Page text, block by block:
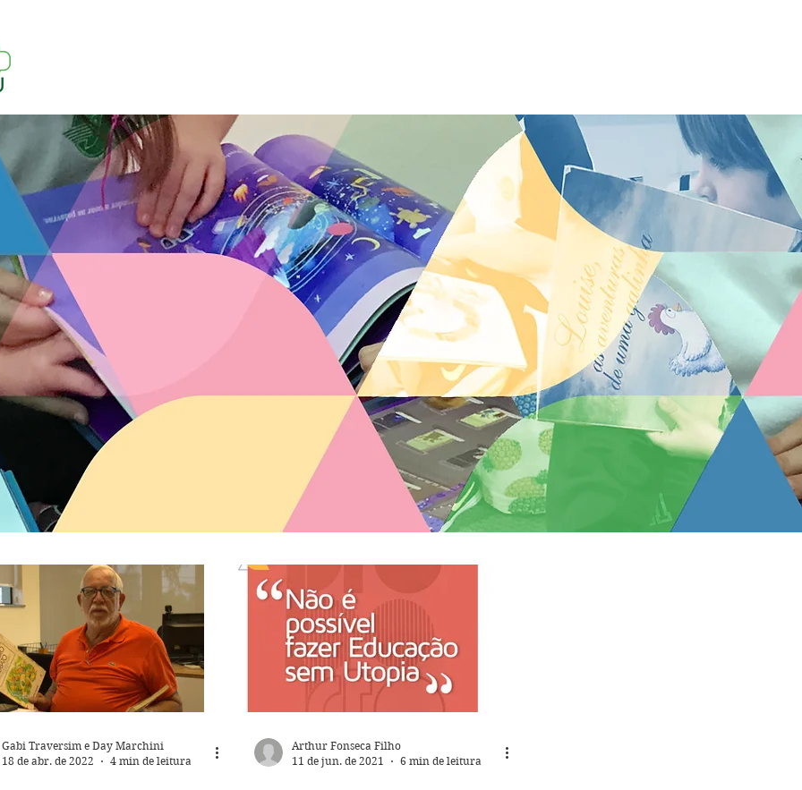
Gabi Traversim e Day Marchini
18 de abr. de 2022
4 min de leitura
Arthur Fonseca Filho
11 de jun. de 2021
6 min de leitura